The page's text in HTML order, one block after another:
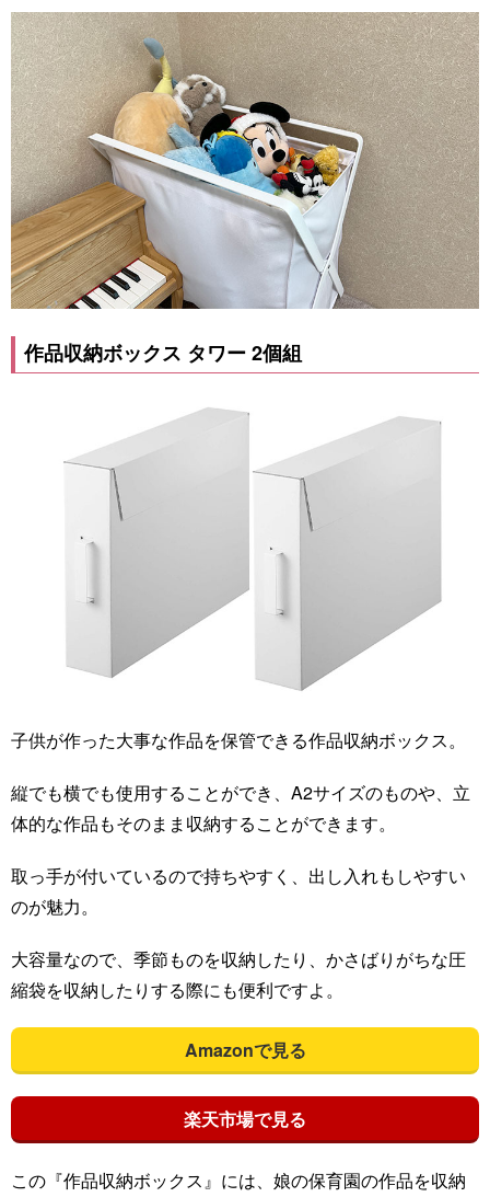
作品収納ボックス タワー 2個組
子供が作った大事な作品を保管できる作品収納ボックス。
縦でも横でも使用することができ、A2サイズのものや、立
体的な作品もそのまま収納することができます。
取っ手が付いているので持ちやすく、出し入れもしやすい
のが魅力。
大容量なので、季節ものを収納したり、かさばりがちな圧
縮袋を収納したりする際にも便利ですよ。
Amazonで見る
楽天市場で見る
この『作品収納ボックス』には、娘の保育園の作品を収納